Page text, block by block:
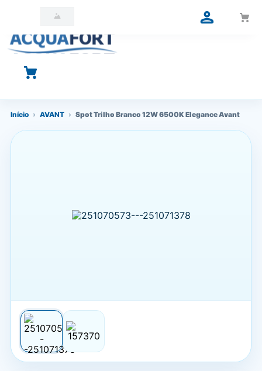
O que você está procurando?
Início › AVANT › Spot Trilho Branco 12W 6500K Elegance Avant